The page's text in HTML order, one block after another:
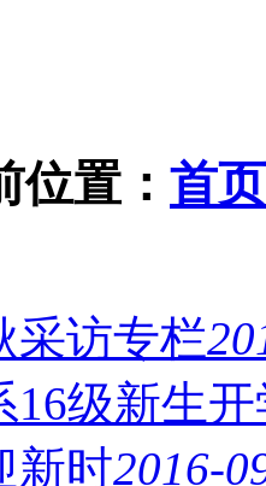
位置： 首页
采访专栏
16级新生
新时2016-